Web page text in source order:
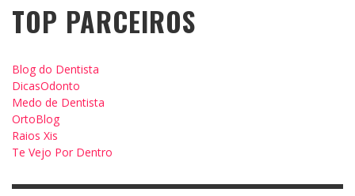
TOP PARCEIROS
Blog do Dentista
DicasOdonto
Medo de Dentista
OrtoBlog
Raios Xis
Te Vejo Por Dentro